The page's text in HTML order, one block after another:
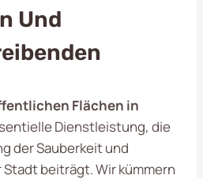
Und
Flächen in
Dienstleistung, die
der Sauberkeit und
beiträgt. Wir kümmern